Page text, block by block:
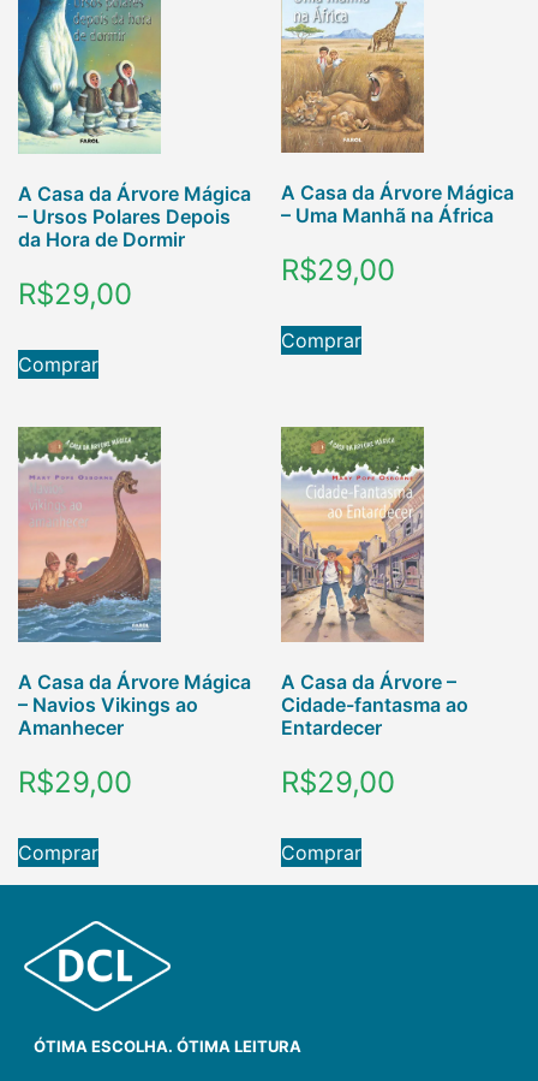
A Casa da Árvore Mágica
– Ursos Polares Depois
da Hora de Dormir
R$29,00
Comprar
A Casa da Árvore Mágica
– Uma Manhã na África
R$29,00
Comprar
A Casa da Árvore Mágica
– Navios Vikings ao
Amanhecer
R$29,00
Comprar
A Casa da Árvore –
Cidade-fantasma ao
Entardecer
R$29,00
Comprar
ÓTIMA ESCOLHA. ÓTIMA LEITURA